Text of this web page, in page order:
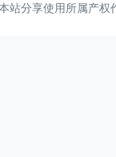
站分享使用所属产